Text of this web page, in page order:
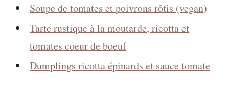
Soupe de tomates et poivrons rôtis (vegan)
Tarte rustique à la moutarde, ricotta et
tomates coeur de boeuf
Dumplings ricotta épinards et sauce tomate